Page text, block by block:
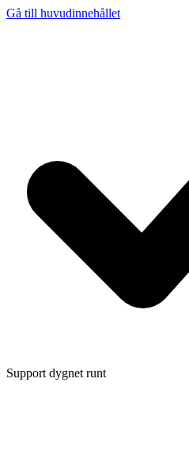
Gå till huvudinnehållet
Support dygnet runt